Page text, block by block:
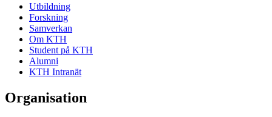
Utbildning
Forskning
Samverkan
Om KTH
Student på KTH
Alumni
KTH Intranät
Organisation